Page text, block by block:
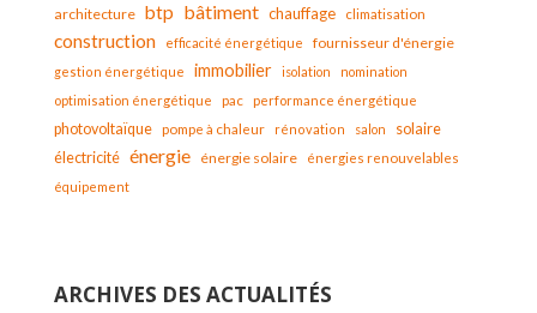
architecture btp bâtiment chauffage climatisation
construction efficacité énergétique fournisseur d'énergie
gestion énergétique immobilier isolation
nomination
optimisation énergétique
pac performance énergétique
photovoltaïque pompe à chaleur rénovation salon solaire
électricité énergie énergie solaire
énergies renouvelables
équipement
ARCHIVES DES ACTUALITÉS